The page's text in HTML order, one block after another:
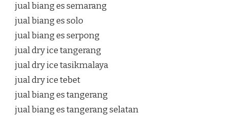
jual biang es semarang
jual biang es solo
jual biang es serpong
jual dry ice tangerang
jual dry ice tasikmalaya
jual dry ice tebet
jual biang es tangerang
jual biang es tangerang selatan